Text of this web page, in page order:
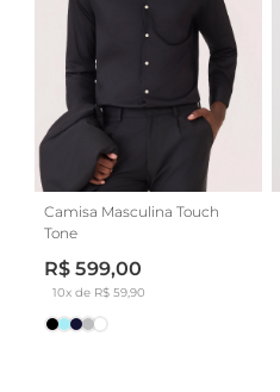
Camisa Masculina Touch
Tone
R$ 599,00
10x de R$ 59,90